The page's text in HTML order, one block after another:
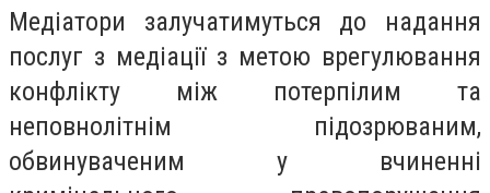
Медіатори залучатимуться до надання
послуг з медіації з метою врегулювання
конфлікту між потерпілим та
неповнолітнім підозрюваним,
обвинуваченим у вчиненні